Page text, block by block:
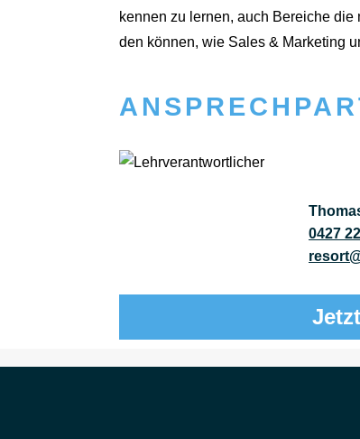
ken­nen zu ler­nen, auch Berei­che
den kön­nen, wie Sales & Mar­ke­ting
0427